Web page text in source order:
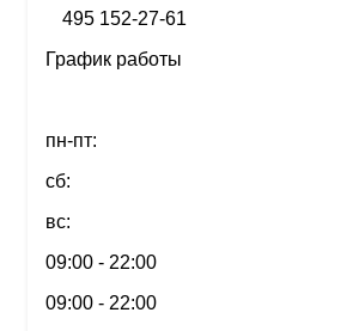
495 152-27-61
График работы
пн-пт:
сб:
вс:
09:00 - 22:00
09:00 - 22:00